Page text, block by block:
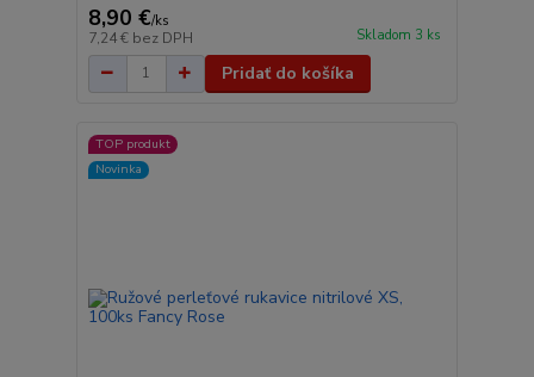
8,90 €/ks
7,24 € bez DPH Skladom 3 ks
Pridať do košíka
TOP produkt
Novinka